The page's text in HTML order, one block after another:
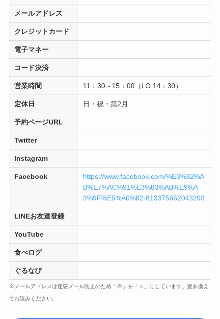
メールアドレス
クレジットカード
電子マネー
コード決済
営業時間 11：30～15：00（LO.14：30）
定休日 日・祝・第2月
予約ページURL
Twitter
Instagram
Facebook
https://www.facebook.com/%E3%82%A
B%E7%AC%91%E3%83%AB%E9%A
3%9F%E5%A0%82-813375662043293
LINEお友達登録
YouTube
食べログ
ぐるなび
※メールアドレスは迷惑メール防止のため「＠」を「☆」にしています。置き換え
てお読みください。